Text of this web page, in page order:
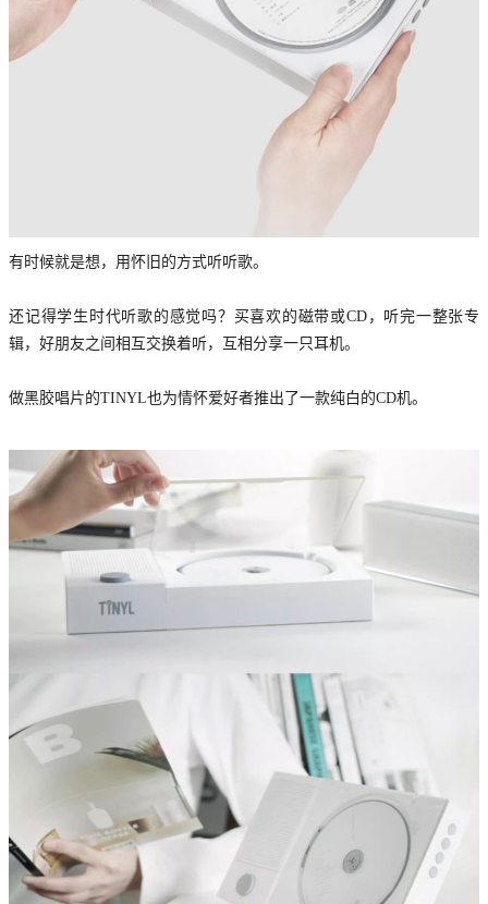
有时候就是想，用怀旧的方式听听歌。
还记得学生时代听歌的感觉吗？买喜欢的磁带或CD，听完一整张专
辑，好朋友之间相互交换着听，互相分享一只耳机。
做黑胶唱片的TINYL也为情怀爱好者推出了一款纯白的CD机。